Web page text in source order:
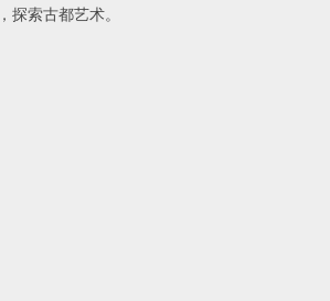
索古都艺术。